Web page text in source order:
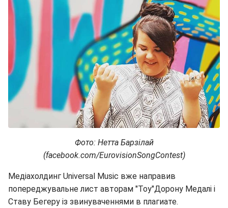
Фото: Нетта Барзілай
(facebook.com/EurovisionSongContest)
Медіахолдинг Universal Music вже направив
попереджувальне лист авторам "Toy"Дорону Медалі і
Ставу Бегеру із звинуваченнями в плагиате.